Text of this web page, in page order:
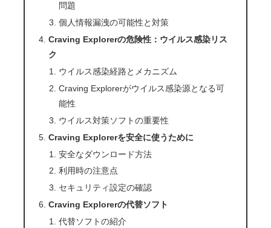
問題
個人情報漏洩の可能性と対策
Craving Explorerの危険性：ウイルス感染リス
ク
ウイルス感染経路とメカニズム
Craving Explorerがウイルス感染源となる可
能性
ウイルス対策ソフトの重要性
Craving Explorerを安全に使うために
安全なダウンロード方法
利用時の注意点
セキュリティ設定の確認
Craving Explorerの代替ソフト
代替ソフトの紹介